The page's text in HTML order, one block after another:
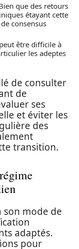
que des retours
étayant cette
consensus
être difficile à
les adeptes
de consulter
de
ses
et éviter les
des
transition.
son mode de
adaptés.
pour